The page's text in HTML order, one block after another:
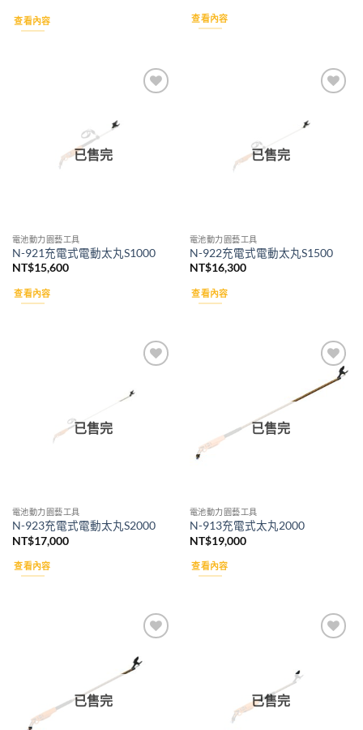
查看內容 查看內容
已售完
電池動力園藝工具
N-921充電式電動太丸S1000
NT$15,600
查看內容
已售完
電池動力園藝工具
N-922充電式電動太丸S1500
NT$16,300
查看內容
已售完
電池動力園藝工具
N-923充電式電動太丸S2000
NT$17,000
查看內容
Add to
wishlist
已售完
電池動力園藝工具
N-913充電式太丸2000
NT$19,000
查看內容
wishlist
已售完 已售完